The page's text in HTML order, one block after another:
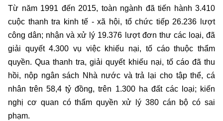
Từ năm 1991 đến 2015, toàn ngành đã tiến hành 3.410
cuộc thanh tra kinh tế - xã hội, tổ chức tiếp 26.236 lượt
công dân; nhận và xử lý 19.376 lượt đơn thư các loại, đã
giải quyết 4.300 vụ việc khiếu nại, tố cáo thuộc thẩm
quyền. Qua thanh tra, giải quyết khiếu nại, tố cáo đã thu
hồi, nộp ngân sách Nhà nước và trả lại cho tập thể, cá
nhân trên 58,4 tỷ đồng, trên 1.300 ha đất các loại; kiến
nghị cơ quan có thẩm quyền xử lý 380 cán bộ có sai
phạm.